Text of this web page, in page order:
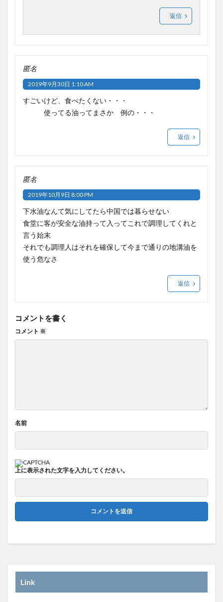
返信
匿名
2019年9月30日 1:10 AM
すごいけど、食べたくない・・・
使ってる油ってまさか 例の・・・
返信
匿名
2019年10月9日 8:00 PM
下水油なんて気にしてたら中国では暮らせない
食堂に客が安全な油持って入ってこれで調理してくれと
言う始末
それでも調理人はそれを確保して今まで通りの地溝油を
使う危なさ
返信
コメントを書く
コメント ※
名前
上に表示された文字を入力してください。
Link